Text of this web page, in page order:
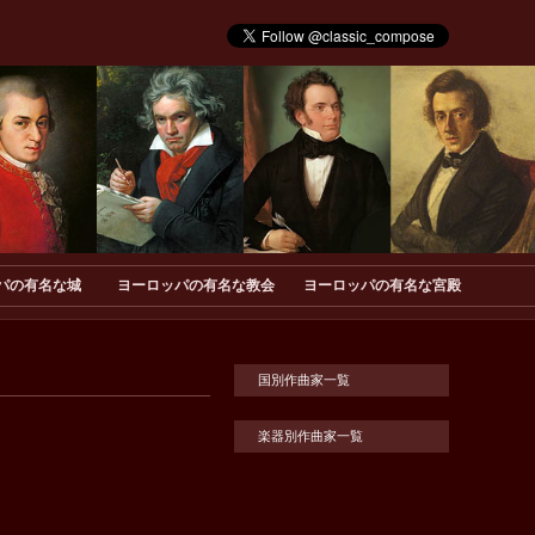
の有名な城 ヨーロッパの有名な教会 ヨーロッパの有名な宮殿
国別作曲家一覧
楽器別作曲家一覧